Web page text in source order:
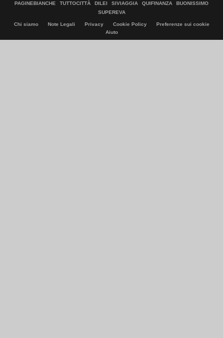
PAGINEBIANCHE
TUTTOCITTÀ DILEI SIVIAGGIA QUIFINANZA
BUONISSIMO
SUPEREVA
Chi siamo Note Legali Privacy Cookie Policy
Preferenze sui cookie
Aiuto